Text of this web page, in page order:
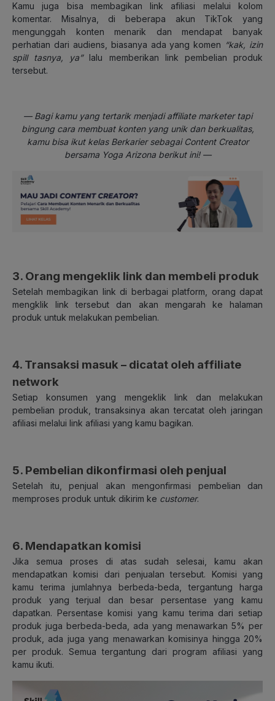
Kamu juga bisa membagikan link afiliasi melalui kolom
komentar. Misalnya, di beberapa akun TikTok yang
mengunggah konten menarik dan mendapat banyak
perhatian dari audiens, biasanya ada yang komen “kak, izin
spill tasnya, ya”lalu memberikan link pembelian produk
tersebut.
— Bagi kamu yang tertarik menjadi affiliate marketer tapi
bingung cara membuat konten yang unik dan berkualitas,
kamu bisa ikut kelas Berkarier sebagai Content Creator
bersama Yoga Arizona berikut ini! —
3. Orang mengeklik link dan membeli produk
Setelah membagikan link di berbagai platform, orang dapat
mengklik link tersebut dan akan mengarah ke halaman
produk untuk melakukan pembelian.
4. Transaksi masuk – dicatat oleh affiliate
network
Setiap konsumen yang mengeklik link dan melakukan
pembelian produk, transaksinya akan tercatat oleh jaringan
afiliasi melalui link afiliasi yang kamu bagikan.
5. Pembelian dikonfirmasi oleh penjual
Setelah itu, penjual akan mengonfirmasi pembelian dan
memproses produk untuk dikirim ke customer.
6. Mendapatkan komisi
Jika semua proses di atas sudah selesai, kamu akan
mendapatkan komisi dari penjualan tersebut. Komisi yang
kamu terima jumlahnya berbeda-beda, tergantung harga
produk yang terjual dan besar persentase yang kamu
dapatkan. Persentase komisi yang kamu terima dari setiap
produk juga berbeda-beda, ada yang menawarkan 5% per
produk, ada juga yang menawarkan komisinya hingga 20%
per produk. Semua tergantung dari program afiliasi yang
kamu ikuti.